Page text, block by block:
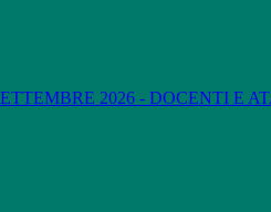
2026 - DOCENTI E